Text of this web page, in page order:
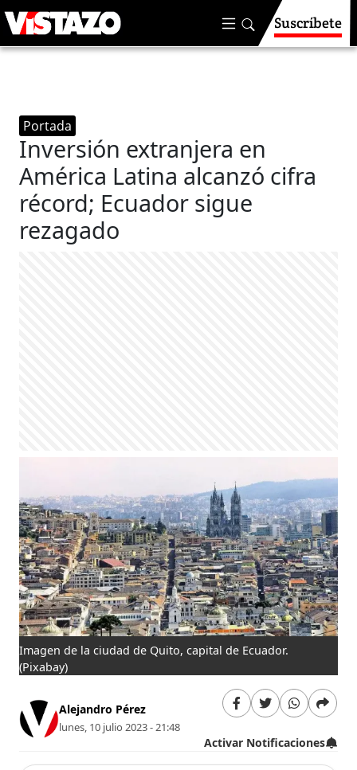
Suscríbete
Portada
Inversión extranjera en
América Latina alcanzó cifra
récord; Ecuador sigue
rezagado
Imagen de la ciudad de Quito, capital de Ecuador.
(Pixabay)
Alejandro Pérez
lunes, 10 julio 2023 - 21:48
Activar Notificaciones